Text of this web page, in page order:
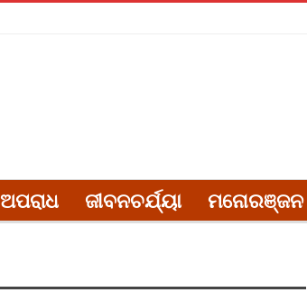
ଅପରାଧ ଜୀବନଚର୍ଯ୍ୟା ମନୋରଞ୍ଜନ